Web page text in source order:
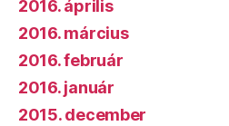
2016. április
2016. március
2016. február
2016. január
2015. december